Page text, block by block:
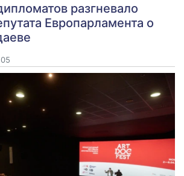
разгневало
Европарламента о